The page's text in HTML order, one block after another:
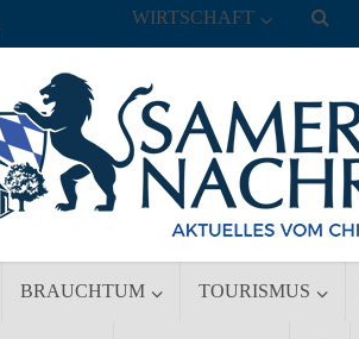
BRAUCHTUM TOURISMUS
WIRTSCHAFT